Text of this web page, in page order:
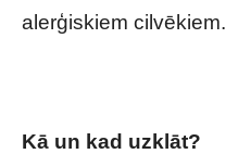
alerģiskiem cilvēkiem.
Kā un kad uzklāt?